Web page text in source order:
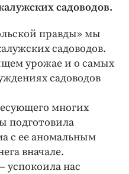
садоводов.
правды» мы
садоводов.
урожае и о самых
садоводов
многих
подготовила
с ее аномальным
вначале.
успокоила нас